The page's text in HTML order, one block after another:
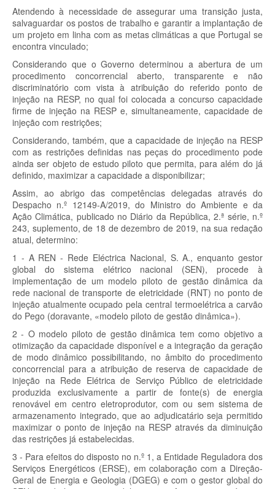
Atendendo à necessidade de assegurar uma transição justa,
salvaguardar os postos de trabalho e garantir a implantação de
um projeto em linha com as metas climáticas a que Portugal se
encontra vinculado;
Considerando que o Governo determinou a abertura de um
procedimento concorrencial aberto, transparente e não
discriminatório com vista à atribuição do referido ponto de
injeção na RESP, no qual foi colocada a concurso capacidade
firme de injeção na RESP e, simultaneamente, capacidade de
injeção com restrições;
Considerando, também, que a capacidade de injeção na RESP
com as restrições definidas nas peças do procedimento pode
ainda ser objeto de estudo piloto que permita, para além do já
definido, maximizar a capacidade a disponibilizar;
Assim, ao abrigo das competências delegadas através do
Despacho n.º 12149-A/2019, do Ministro do Ambiente e da
Ação Climática, publicado no Diário da República, 2.ª série, n.º
243, suplemento, de 18 de dezembro de 2019, na sua redação
atual, determino:
1 - A REN - Rede Eléctrica Nacional, S. A., enquanto gestor
global do sistema elétrico nacional (SEN), procede à
implementação de um modelo piloto de gestão dinâmica da
rede nacional de transporte de eletricidade (RNT) no ponto de
injeção atualmente ocupado pela central termoelétrica a carvão
do Pego (doravante, «modelo piloto de gestão dinâmica»).
2 - O modelo piloto de gestão dinâmica tem como objetivo a
otimização da capacidade disponível e a integração da geração
de modo dinâmico possibilitando, no âmbito do procedimento
concorrencial para a atribuição de reserva de capacidade de
injeção na Rede Elétrica de Serviço Público de eletricidade
produzida exclusivamente a partir de fonte(s) de energia
renovável em centro eletroprodutor, com ou sem sistema de
armazenamento integrado, que ao adjudicatário seja permitido
maximizar o ponto de injeção na RESP através da diminuição
das restrições já estabelecidas.
3 - Para efeitos do disposto no n.º 1, a Entidade Reguladora dos
Serviços Energéticos (ERSE), em colaboração com a Direção-
Geral de Energia e Geologia (DGEG) e com o gestor global do